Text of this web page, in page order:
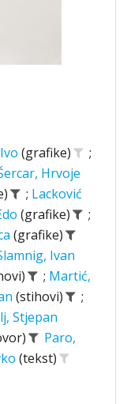
(grafike)
;
Hrvoje
; Lacković
(grafike)
;
(grafike)
Ivan
; Martić,
(stihovi)
;
Stjepan
Paro,
(tekst)